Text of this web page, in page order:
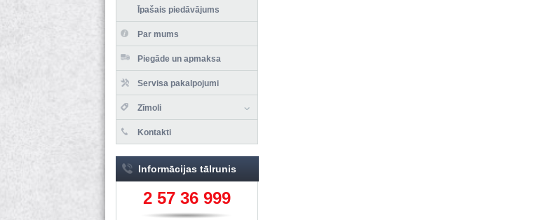
Īpašais piedāvājums
Par mums
Piegāde un apmaksa
Servisa pakalpojumi
Zīmoli
Kontakti
Informācijas tālrunis
2 57 36 999